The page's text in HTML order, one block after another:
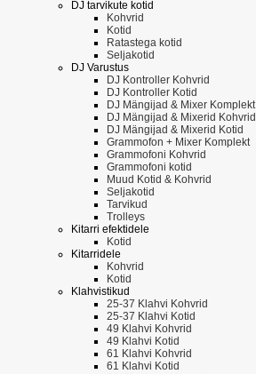
DJ tarvikute kotid
Kohvrid
Kotid
Ratastega kotid
Seljakotid
DJ Varustus
DJ Kontroller Kohvrid
DJ Kontroller Kotid
DJ Mängijad & Mixer Komplekt
DJ Mängijad & Mixerid Kohvrid
DJ Mängijad & Mixerid Kotid
Grammofon + Mixer Komplekt
Grammofoni Kohvrid
Grammofoni kotid
Muud Kotid & Kohvrid
Seljakotid
Tarvikud
Trolleys
Kitarri efektidele
Kotid
Kitarridele
Kohvrid
Kotid
Klahvistikud
25-37 Klahvi Kohvrid
25-37 Klahvi Kotid
49 Klahvi Kohvrid
49 Klahvi Kotid
61 Klahvi Kohvrid
61 Klahvi Kotid